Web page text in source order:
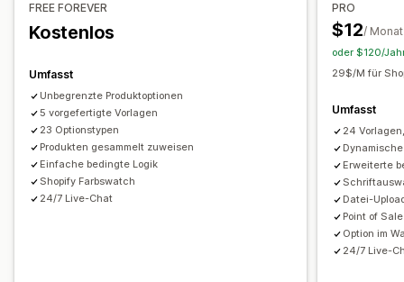
Import und Export
Individuelle Preise
Variantenaufschläge Einrichtungsgebühren
Prämienaufschläge
Inventar
Ausverkaufte Artikel ausblenden
Bestandsverfügbarkeit
FREE FOREVER
Kostenlos
Umfasst
Unbegrenzte Produktoptionen
5 vorgefertigte Vorlagen
23 Optionstypen
Produkten gesammelt zuweisen
Einfache bedingte Logik
Shopify Farbswatch
24/7 Live-Chat
PRO
$12/ Monat
oder $120/
29$/M für
Umfasst
24
Erweiterte
Datei-
Point of
Option im
24/7 Live-